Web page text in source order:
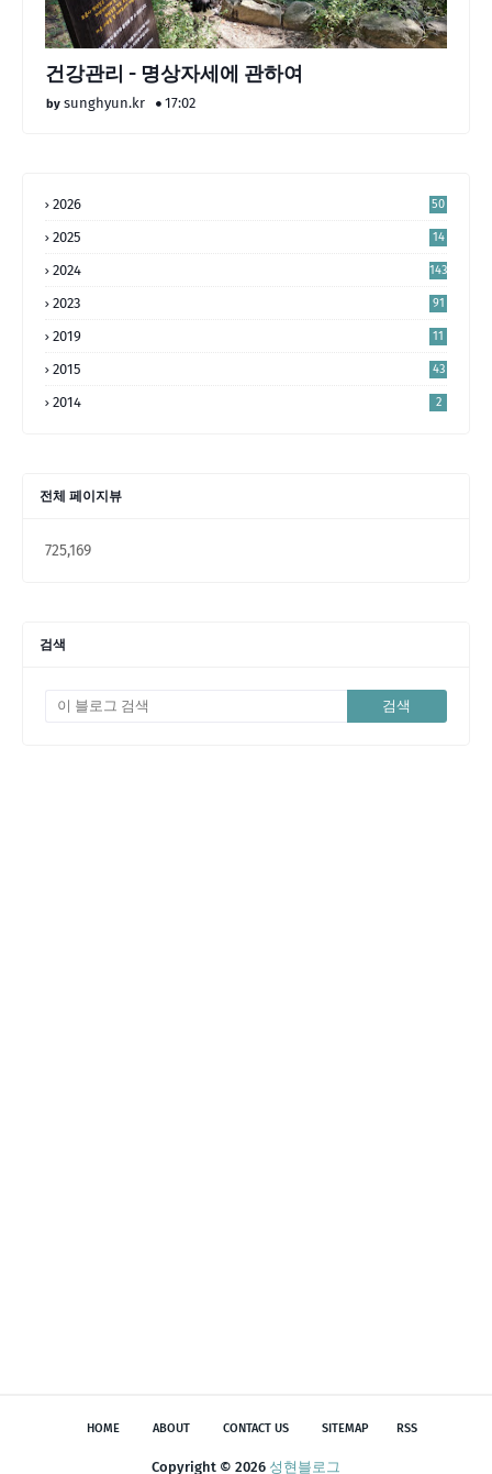
건강관리 - 명상자세에 관하여
sunghyun.kr 17:02
2026 50
2025
14
2024 143
2023 91
2019 11
2015 43
2014 2
전체 페이지뷰
725,169
검색
HOME ABOUT CONTACT US SITEMAP RSS
Copyright © 2026 성현블로그